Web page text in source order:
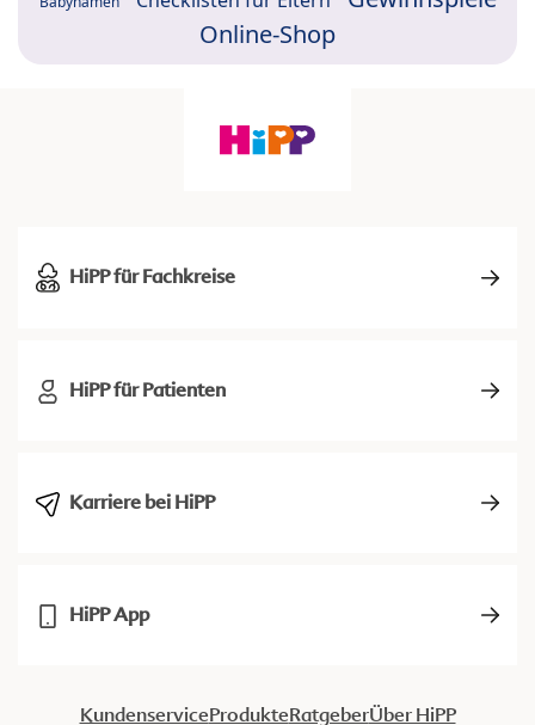
Online-Shop
HiPP für Fachkreise
HiPP für Patienten
Karriere bei HiPP
HiPP App
KundenserviceProdukteRatgeberÜber HiPP